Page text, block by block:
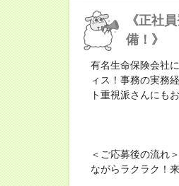
《正社
備！》
有名生命保険会社
ィス！事務の実務
ト重視派さんにも
＜ご応募後の流れ
ながらラクラク！